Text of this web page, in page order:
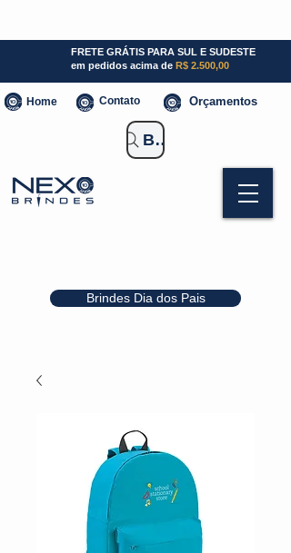
Brindes Dia dos Pais
FRETE GRÁTIS PARA SUL E SUDESTE
em pedidos acima de R$ 2.500,00
Home Contato Orçamentos
Buscar Brindes